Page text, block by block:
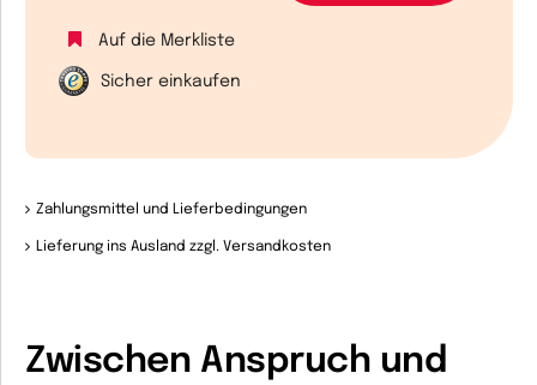
Auf die Merkliste
Sicher einkaufen
Zahlungsmittel und Lieferbedingungen
Lieferung ins Ausland zzgl. Versandkosten
Zwischen Anspruch und